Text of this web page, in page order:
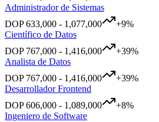
Administrador de Sistemas
DOP 633,000 - 1,077,000 +9%
Científico de Datos
DOP 767,000 - 1,416,000 +39%
Analista de Datos
DOP 767,000 - 1,416,000 +39%
Desarrollador Frontend
DOP 606,000 - 1,089,000 +8%
Ingeniero de Software